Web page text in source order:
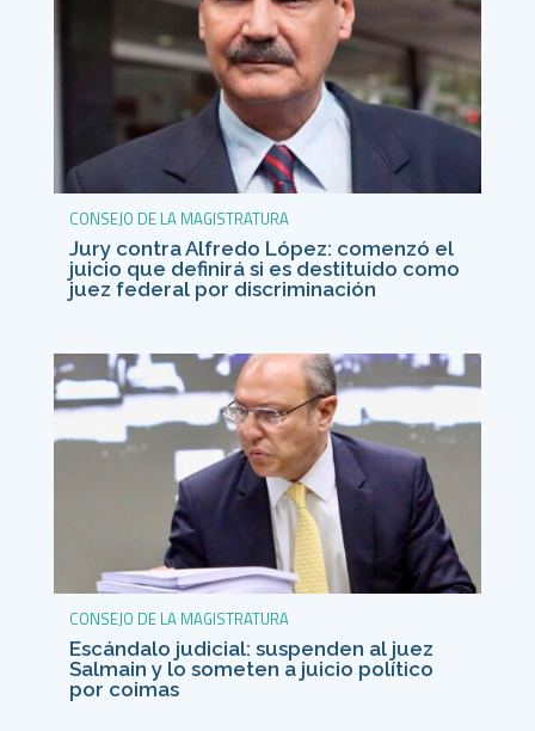
CONSEJO DE LA MAGISTRATURA
Jury contra Alfredo López: comenzó el
juicio que definirá si es destituido como
juez federal por discriminación
CONSEJO DE LA MAGISTRATURA
Escándalo judicial: suspenden al juez
Salmain y lo someten a juicio político
por coimas